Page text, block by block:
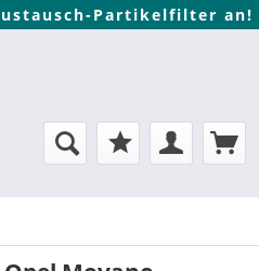
Partikelfilter an!